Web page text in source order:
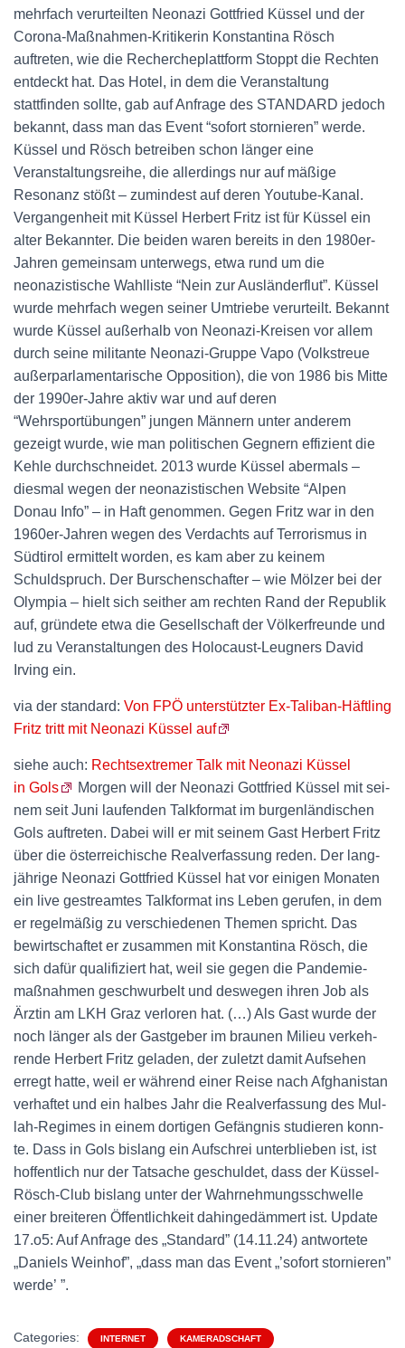
mehrfach verurteilten Neonazi Gottfried Küssel und der
Corona-Maßnahmen-Kritikerin Konstantina Rösch
auftreten, wie die Rechercheplattform Stoppt die Rechten
entdeckt hat. Das Hotel, in dem die Veranstaltung
stattfinden sollte, gab auf Anfrage des STANDARD jedoch
bekannt, dass man das Event “sofort stornieren” werde.
Küssel und Rösch betreiben schon länger eine
Veranstaltungsreihe, die allerdings nur auf mäßige
Resonanz stößt – zumindest auf deren Youtube-Kanal.
Vergangenheit mit Küssel Herbert Fritz ist für Küssel ein
alter Bekannter. Die beiden waren bereits in den 1980er-
Jahren gemeinsam unterwegs, etwa rund um die
neonazistische Wahlliste “Nein zur Ausländerflut”. Küssel
wurde mehrfach wegen seiner Umtriebe verurteilt. Bekannt
wurde Küssel außerhalb von Neonazi-Kreisen vor allem
durch seine militante Neonazi-Gruppe Vapo (Volkstreue
außerparlamentarische Opposition), die von 1986 bis Mitte
der 1990er-Jahre aktiv war und auf deren
“Wehrsportübungen” jungen Männern unter anderem
gezeigt wurde, wie man politischen Gegnern effizient die
Kehle durchschneidet. 2013 wurde Küssel abermals –
diesmal wegen der neonazistischen Website “Alpen
Donau Info” – in Haft genommen. Gegen Fritz war in den
1960er-Jahren wegen des Verdachts auf Terrorismus in
Südtirol ermittelt worden, es kam aber zu keinem
Schuldspruch. Der Burschenschafter – wie Mölzer bei der
Olympia – hielt sich seither am rechten Rand der Republik
auf, gründete etwa die Gesellschaft der Völkerfreunde und
lud zu Veranstaltungen des Holocaust-Leugners David
Irving ein.
via der standard: Von FPÖ unterstützter Ex-Taliban-Häftling
Fritz tritt mit Neonazi Küssel auf
siehe auch: Rechtsextremer Talk mit Neonazi Küssel
in Gols
Mor­gen will der Neo­na­zi Gott­fried Küs­sel mit sei­
nem seit Juni lau­fen­den Talk­for­mat im bur­gen­län­di­schen
Gols auf­tre­ten. Dabei will er mit sei­nem Gast Her­bert Fritz
über die öster­rei­chi­sche Real­ver­fas­sung reden. Der lang­
jäh­ri­ge Neo­na­zi Gott­fried Küs­sel hat vor eini­gen Mona­ten
ein live gestream­tes Talk­for­mat ins Leben geru­fen, in dem
er regel­mä­ßig zu ver­schie­de­nen The­men spricht. Das
bewirt­schaf­tet er zusam­men mit Kon­stan­ti­na Rösch, die
sich dafür qua­li­fi­ziert hat, weil sie gegen die Pan­de­mie­
maß­nah­men geschwur­belt und des­we­gen ihren Job als
Ärz­tin am LKH Graz ver­lo­ren hat. (…) Als Gast wur­de der
noch län­ger als der Gast­ge­ber im brau­nen Milieu ver­keh­
ren­de Her­bert Fritz gela­den, der zuletzt damit Auf­se­hen
erregt hat­te, weil er wäh­rend einer Rei­se nach Afgha­ni­stan
ver­haf­tet und ein hal­bes Jahr die Real­ver­fas­sung des Mul­
lah-Regimes in einem dor­ti­gen Gefäng­nis stu­die­ren konn­
te. Dass in Gols bis­lang ein Auf­schrei unter­blie­ben ist, ist
hof­fent­lich nur der Tat­sa­che geschul­det, dass der Küs­sel-
Rösch-Club bis­lang unter der Wahr­neh­mungs­schwel­le
einer brei­te­ren Öffent­lich­keit dahin­ge­däm­mert ist. Update
17.o5: Auf Anfra­ge des „Stan­dard” (14.11.24) ant­wor­te­te
„Dani­els Wein­hof”, „dass man das Event „’sofort stor­nie­ren”
wer­de’ ”.
Categories: INTERNET KAMERADSCHAFT